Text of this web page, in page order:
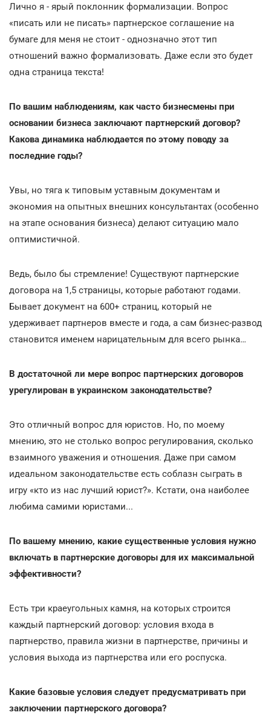
Лично я - ярый поклонник формализации. Вопрос
«писать или не писать» партнерское соглашение на
бумаге для меня не стоит - однозначно этот тип
отношений важно формализовать. Даже если это будет
одна страница текста!
По вашим наблюдениям, как часто бизнесмены при
основании бизнеса заключают партнерский договор?
Какова динамика наблюдается по этому поводу за
последние годы?
Увы, но тяга к типовым уставным документам и
экономия на опытных внешних консультантах (особенно
на этапе основания бизнеса) делают ситуацию мало
оптимистичной.
Ведь, было бы стремление! Существуют партнерские
договора на 1,5 страницы, которые работают годами.
Бывает документ на 600+ страниц, который не
удерживает партнеров вместе и года, а сам бизнес-развод
становится именем нарицательным для всего рынка…
В достаточной ли мере вопрос партнерских договоров
урегулирован в украинском законодательстве?
Это отличный вопрос для юристов. Но, по моему
мнению, это не столько вопрос регулирования, сколько
взаимного уважения и отношения. Даже при самом
идеальном законодательстве есть соблазн сыграть в
игру «кто из нас лучший юрист?». Кстати, она наиболее
любима самими юристами...
По вашему мнению, какие существенные условия нужно
включать в партнерские договоры для их максимальной
эффективности?
Есть три краеугольных камня, на которых строится
каждый партнерский договор: условия входа в
партнерство, правила жизни в партнерстве, причины и
условия выхода из партнерства или его роспуска.
Какие базовые условия следует предусматривать при
заключении партнерского договора?